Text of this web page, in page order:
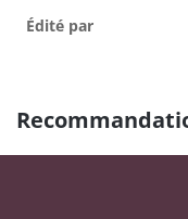
Édité par